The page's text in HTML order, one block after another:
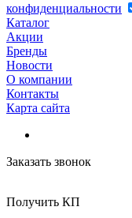
конфиденциальности
Каталог
Акции
Бренды
Новости
О компании
Контакты
Карта сайта
Заказать звонок
Получить КП